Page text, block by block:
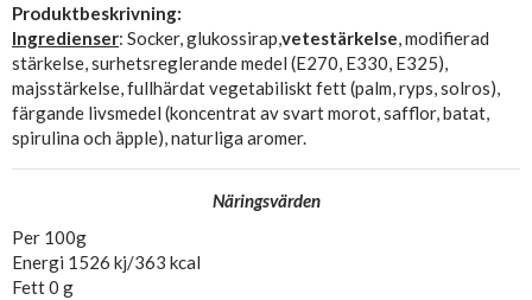
Produktbeskrivning:
Ingredienser: Socker, glukossirap,vetestärkelse, modifierad
stärkelse, surhetsreglerande medel (E270, E330, E325),
majsstärkelse, fullhärdat vegetabiliskt fett (palm, ryps, solros),
färgande livsmedel (koncentrat av svart morot, safflor, batat,
spirulina och äpple), naturliga aromer.
Näringsvärden
Per 100g
Energi 1526 kj/363 kcal
Fett 0 g